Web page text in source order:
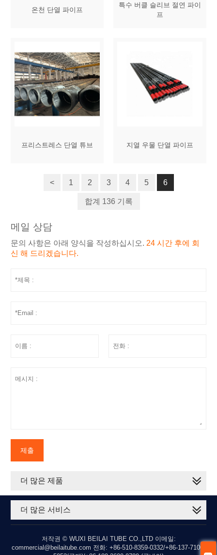
온천 단열 파이프
특수 버클 슬리브 절연 파이
프
프리스트레스 단열 튜브 지열 우물 단열 파이프
< 1 2 3 4 5 6
합계 136 기록
메일 상담
문의 사항은 아래 양식을 작성하십시오. 24 시간 후에 회
신 해 드리겠습니다.
제출
더 많은 제품
더 많은 서비스
저작권 © WUXI BEILAI TUBE CO.,LTD 이메일:
commercial@beilaitube.com 전화: +86-510-8359-0332/+86-137-7100-